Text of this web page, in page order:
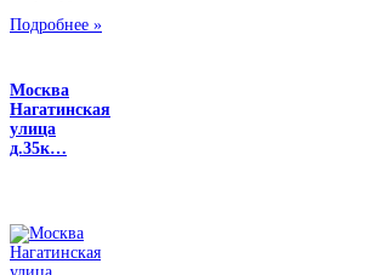
Подробнее »
Москва
Нагатинская
улица
д.35к…